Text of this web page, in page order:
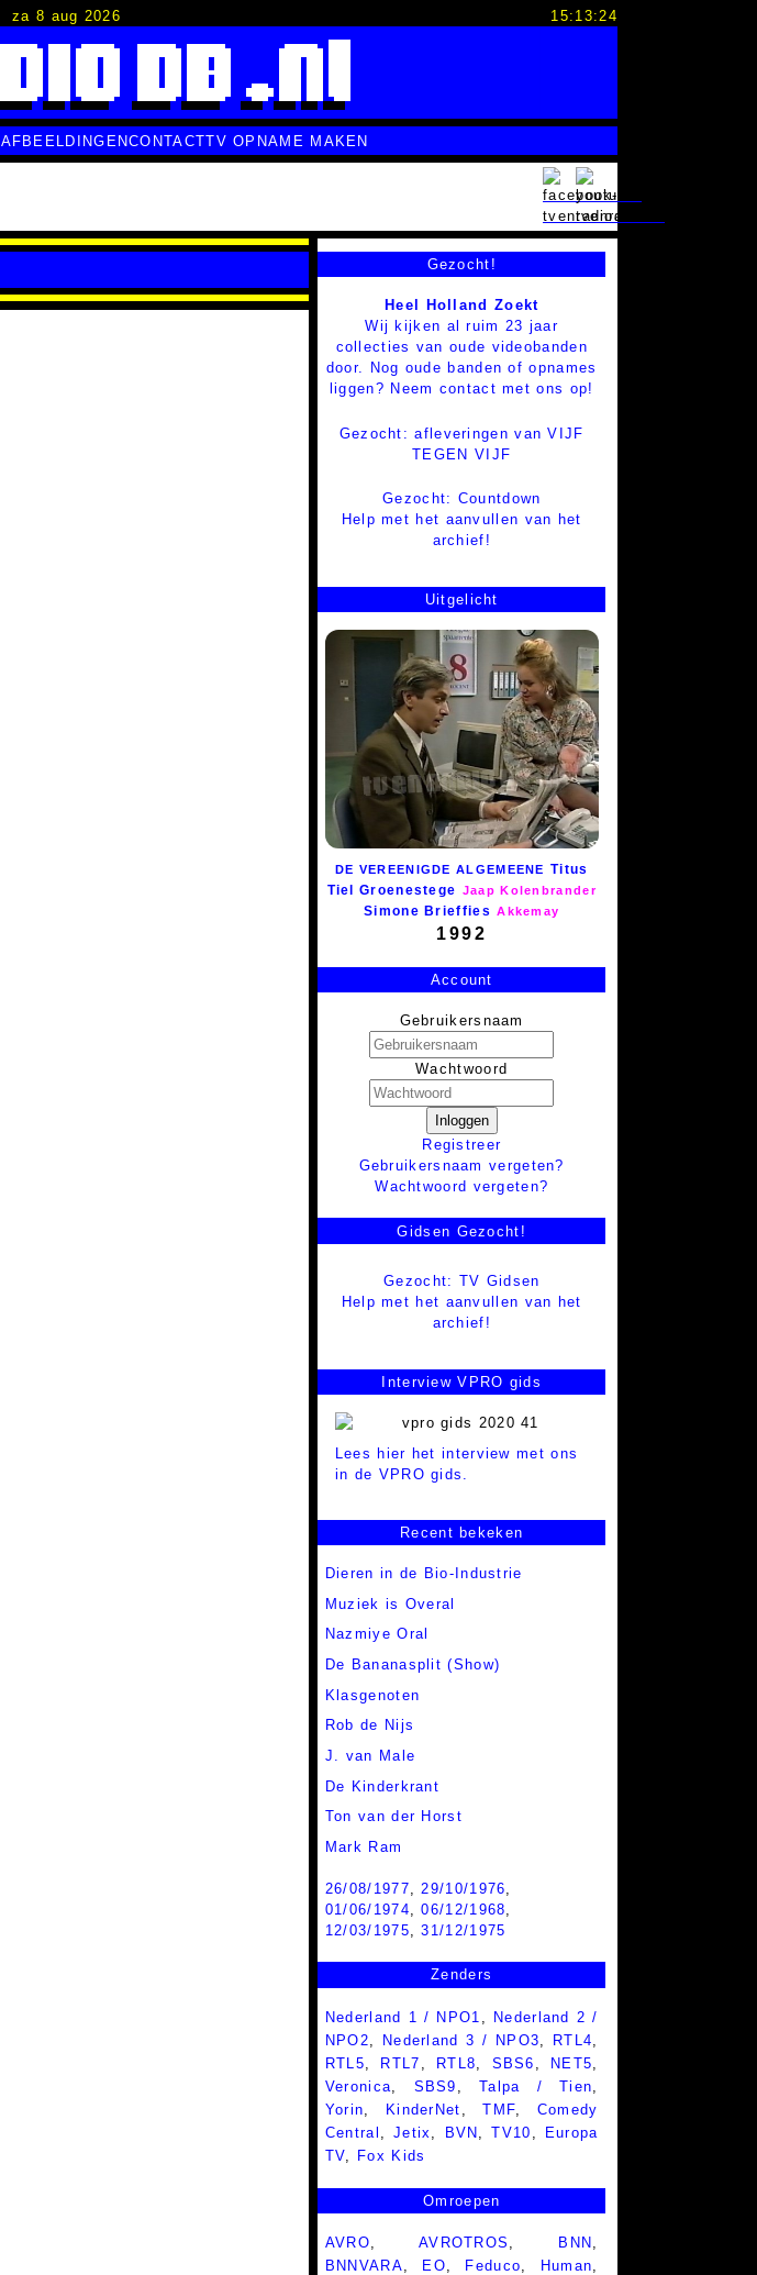
za 8 aug 2026 15:13:25
AFBEELDINGENCONTACTTV OPNAME MAKEN
Gezocht!
Heel Holland Zoekt
Wij kijken al ruim 23 jaar
collecties van oude videobanden
door. Nog oude banden of opnames
liggen? Neem contact met ons op!
Gezocht: afleveringen van VIJF
TEGEN VIJF
Gezocht: Countdown
Help met het aanvullen van het
archief!
Uitgelicht
DE VEREENIGDE ALGEMEENE Titus
Tiel Groenestege Jaap Kolenbrander
Simone Brieffies Akkemay
1992
Account
Gebruikersnaam
Wachtwoord
Inloggen
Registreer
Gebruikersnaam vergeten?
Wachtwoord vergeten?
Gidsen Gezocht!
Gezocht: TV Gidsen
Help met het aanvullen van het
archief!
Interview VPRO gids
Lees hier het interview met ons
in de VPRO gids.
Recent bekeken
Dieren in de Bio-Industrie
Muziek is Overal
Nazmiye Oral
De Bananasplit (Show)
Klasgenoten
Rob de Nijs
J. van Male
De Kinderkrant
Ton van der Horst
Mark Ram
26/08/1977,29/10/1976,
01/06/1974,06/12/1968,
12/03/1975,31/12/1975
Zenders
Nederland 1 / NPO1
Nederland 2 /
NPO2
Nederland 3 / NPO3 RTL4
RTL5
RTL7 RTL8 SBS6 NET5
Veronica
SBS9 ,Talpa / Tien
Yorin
KinderNet ,TMF
Comedy
Central
Jetix BVN ,TV10
Europa
TV
Fox Kids
Omroepen
AVRO, AVROTROS , BNN ,
BNNVARA, EO, Feduco, Human,